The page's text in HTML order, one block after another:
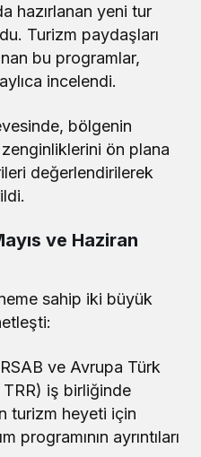
hazırlanan yeni tur
Turizm paydaşları
bu programlar,
incelendi.
bölgenin
ön plana
değerlendirilerek
ve Haziran
sahip iki büyük
ve Avrupa Türk
TRR) iş birliğinde
turizm heyeti için
programının ayrıntıları